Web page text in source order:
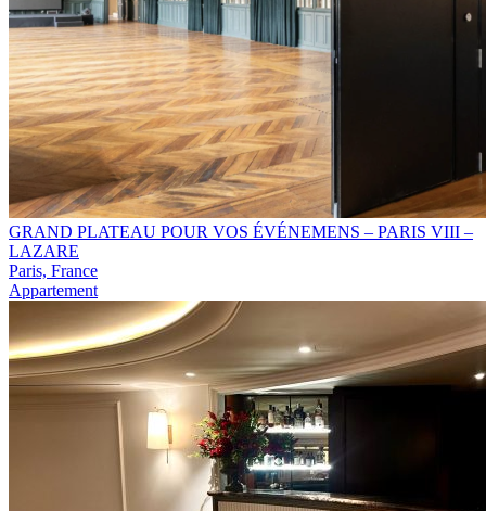
GRAND PLATEAU POUR VOS ÉVÉNEMENS – PARIS VIII –
LAZARE
Paris, France
Appartement